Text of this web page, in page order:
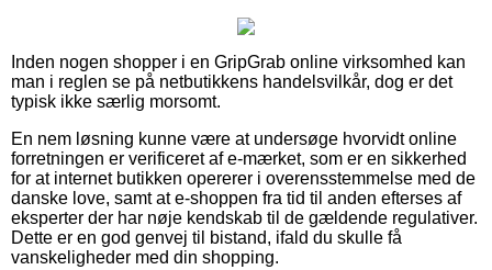
Inden nogen shopper i en GripGrab online virksomhed kan
man i reglen se på netbutikkens handelsvilkår, dog er det
typisk ikke særlig morsomt.
En nem løsning kunne være at undersøge hvorvidt online
forretningen er verificeret af e-mærket, som er en sikkerhed
for at internet butikken opererer i overensstemmelse med de
danske love, samt at e-shoppen fra tid til anden efterses af
eksperter der har nøje kendskab til de gældende regulativer.
Dette er en god genvej til bistand, ifald du skulle få
vanskeligheder med din shopping.